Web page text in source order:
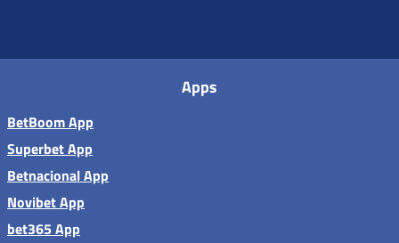
Apps
BetBoom App
Superbet App
Betnacional App
Novibet App
bet365 App